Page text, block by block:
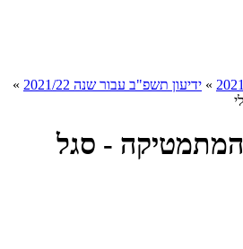
» ידיעון תשפ"ב עבור שנה 2021/22
»
- סגל